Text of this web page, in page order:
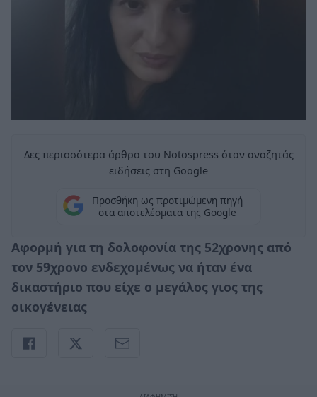
Δες περισσότερα άρθρα του Notospress όταν αναζητάς
ειδήσεις στη Google
Προσθήκη ως προτιμώμενη πηγή
στα αποτελέσματα της Google
Αφορμή για τη δολοφονία της 52χρονης από
τον 59χρονο ενδεχομένως να ήταν ένα
δικαστήριο που είχε ο μεγάλος γιος της
οικογένειας